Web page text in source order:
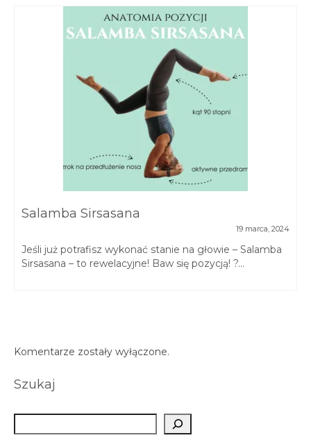
Salamba Sirsasana
19 marca, 2024
Jeśli już potrafisz wykonać stanie na głowie – Salamba
Sirsasana – to rewelacyjne! Baw się pozycją! ?...
Komentarze zostały wyłączone.
Szukaj